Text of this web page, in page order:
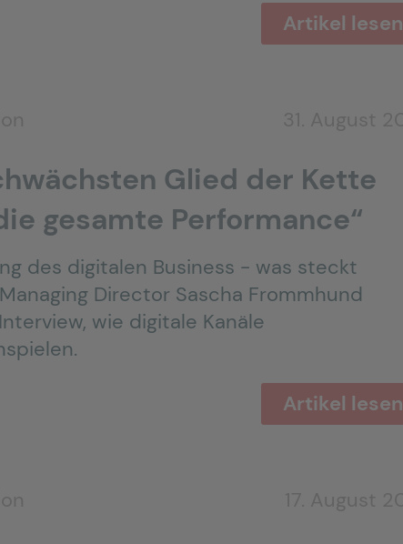
Artikel lesen
Glied der Kette
gesamte Performance“
des digitalen Business - was steckt
Director Sascha Frommhund
wie digitale Kanäle
Artikel lesen